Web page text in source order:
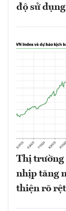
độ sử
Thị trường
nhịp tăng
thiện rõ